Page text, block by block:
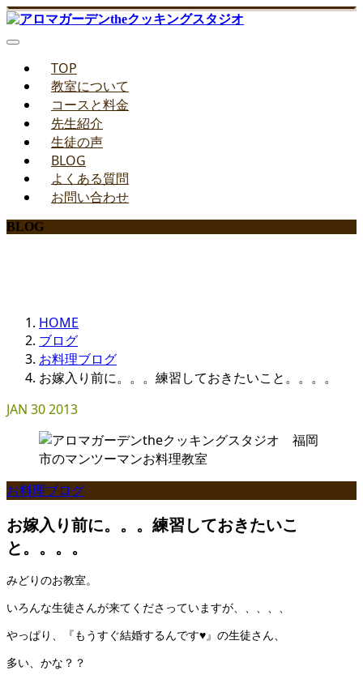
TOP
教室について
コースと料金
先生紹介
生徒の声
BLOG
よくある質問
お問い合わせ
BLOG
HOME
ブログ
お料理ブログ
お嫁入り前に。。。練習しておきたいこと。。。。
JAN 302013
お料理ブログ
お嫁入り前に。。。練習しておきたいこ
と。。。。
みどりのお教室。
いろんな生徒さんが来てくださっていますが、、、、、
やっぱり、『もうすぐ結婚するんです♥』の生徒さん、
多い、かな？？